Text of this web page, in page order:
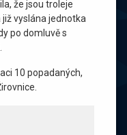
že jsou troleje
vyslána jednotka
po domluvě s
10 popadaných,